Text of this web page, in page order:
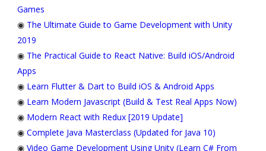
Games
◉ The Ultimate Guide to Game Development with Unity
2019
◉ The Practical Guide to React Native: Build iOS/Android
Apps
◉ Learn Flutter & Dart to Build iOS & Android Apps
◉ Learn Modern Javascript (Build & Test Real Apps Now)
◉ Modern React with Redux [2019 Update]
◉ Complete Java Masterclass (Updated for Java 10)
◉ Video Game Development Using Unity (Learn C# From